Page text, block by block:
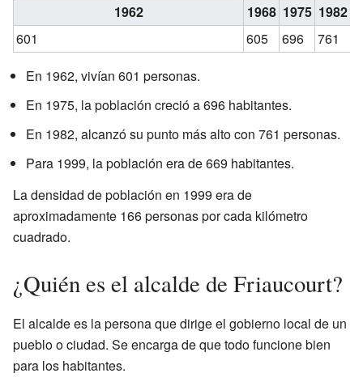
1962
1968 1975 1982
601
605 696 761
En 1962, vivían 601 personas.
En 1975, la población creció a 696 habitantes.
En 1982, alcanzó su punto más alto con 761 personas.
Para 1999, la población era de 669 habitantes.
La densidad de población en 1999 era de
aproximadamente 166 personas por cada kilómetro
cuadrado.
¿Quién es el alcalde de Friaucourt?
El alcalde es la persona que dirige el gobierno local de un
pueblo o ciudad. Se encarga de que todo funcione bien
para los habitantes.